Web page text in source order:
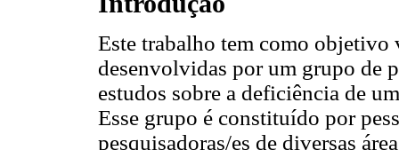
Este trabalho tem como objetivo
desenvolvidas por um grupo de
estudos sobre a deficiência de
Esse grupo é constituído por
pesquisadoras/es de diversas